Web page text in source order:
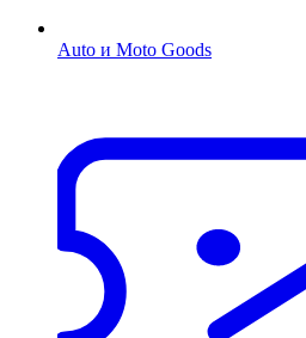
Auto и Moto Goods